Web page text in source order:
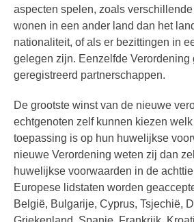
aspecten spelen, zoals
wonen in een ander land dan het
nationaliteit, of als er bezittingen in
gelegen zijn. Eenzelfde Verordening
geregistreerd partnerschappen.
De grootste winst van de nieuwe
echtgenoten zelf kunnen kiezen
toepassing is op hun huwelijkse
nieuwe Verordening weten zij dan
huwelijkse voorwaarden in de
Europese lidstaten worden
België, Bulgarije, Cyprus, Tsjechië,